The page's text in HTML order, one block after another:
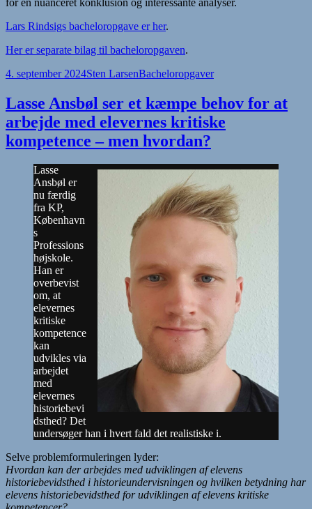
Lars Rindsigs bacheloropgave er her.
Her er separate bilag til bacheloropgaven.
Udgivet
4. september 2024Forfatter
Sten LarsenKategorier
Bacheloropgaver
Lasse Ansbøl ser et kæmpe behov for at
arbejde med elevernes kritiske
kompetence – men hvordan?
Lasse
Ansbøl er
nu færdig
fra KP,
København
s
Professions
højskole.
Han er
overbevist
om, at
elevernes
kritiske
kompetence
kan
udvikles via
arbejdet
med
elevernes
historiebevi
dsthed? Det
undersøger han i hvert fald det realistiske i.
Selve problemformuleringen lyder:
Hvordan kan der arbejdes med udviklingen af elevens
historiebevidsthed i historieundervisningen og hvilken betydning har
elevens historiebevidsthed for udviklingen af elevens kritiske